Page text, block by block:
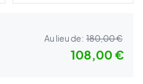
Au lieu de: 180,00 €
108,00 €